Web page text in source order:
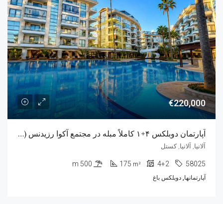
€220,000
آپارتمان دوبلکس ۴+۱ کاملاً مبله در مجتمع آکوا رزیدنس (Aqua Residence)
آلانیا, آلانیا, کستل
58025
4+2
175 m²
500 m
آپارتمانها, دوبلکس باغ